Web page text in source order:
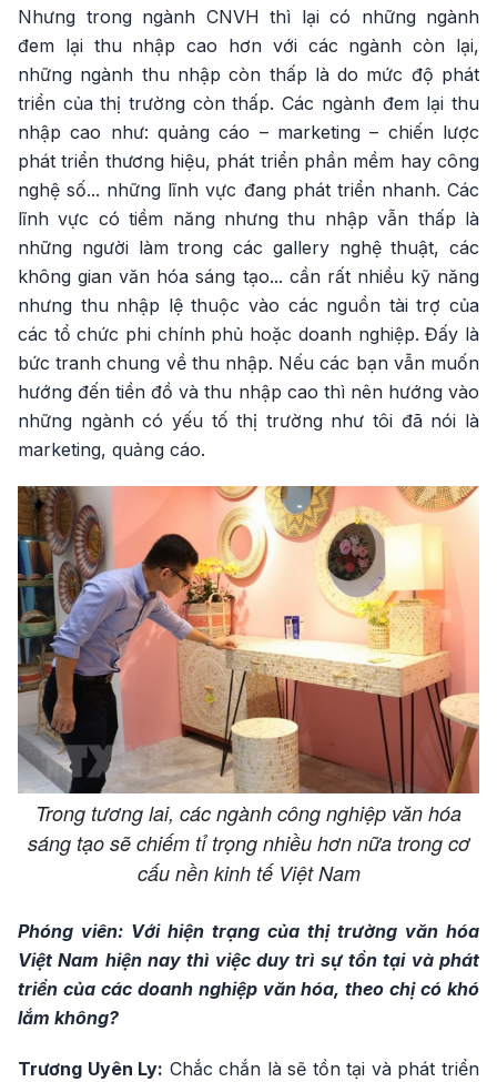
Nhưng trong ngành CNVH thì lại có những ngành
đem lại thu nhập cao hơn với các ngành còn lại,
những ngành thu nhập còn thấp là do mức độ phát
triển của thị trường còn thấp. Các ngành đem lại thu
nhập cao như: quảng cáo – marketing – chiến lược
phát triển thương hiệu, phát triển phần mềm hay công
nghệ số... những lĩnh vực đang phát triển nhanh. Các
lĩnh vực có tiềm năng nhưng thu nhập vẫn thấp là
những người làm trong các gallery nghệ thuật, các
không gian văn hóa sáng tạo... cần rất nhiều kỹ năng
nhưng thu nhập lệ thuộc vào các nguồn tài trợ của
các tổ chức phi chính phủ hoặc doanh nghiệp. Đấy là
bức tranh chung về thu nhập. Nếu các bạn vẫn muốn
hướng đến tiền đồ và thu nhập cao thì nên hướng vào
những ngành có yếu tố thị trường như tôi đã nói là
marketing, quảng cáo.
Trong tương lai, các ngành công nghiệp văn hóa
sáng tạo sẽ chiếm tỉ trọng nhiều hơn nữa trong cơ
cấu nền kinh tế Việt Nam
Phóng viên: Với hiện trạng của thị trường văn hóa
Việt Nam hiện nay thì việc duy trì sự tồn tại và phát
triển của các doanh nghiệp văn hóa, theo chị có khó
lắm không?
Trương Uyên Ly: Chắc chắn là sẽ tồn tại và phát triển